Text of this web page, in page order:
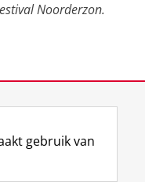
Noorderzon.
gebruik van